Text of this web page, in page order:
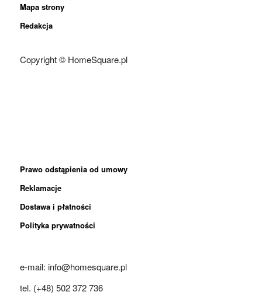
Mapa strony
Redakcja
Copyright © HomeSquare.pl
Prawo odstąpienia od umowy
Reklamacje
Dostawa i płatności
Polityka prywatności
e-mail: info@homesquare.pl
tel. (+48) 502 372 736